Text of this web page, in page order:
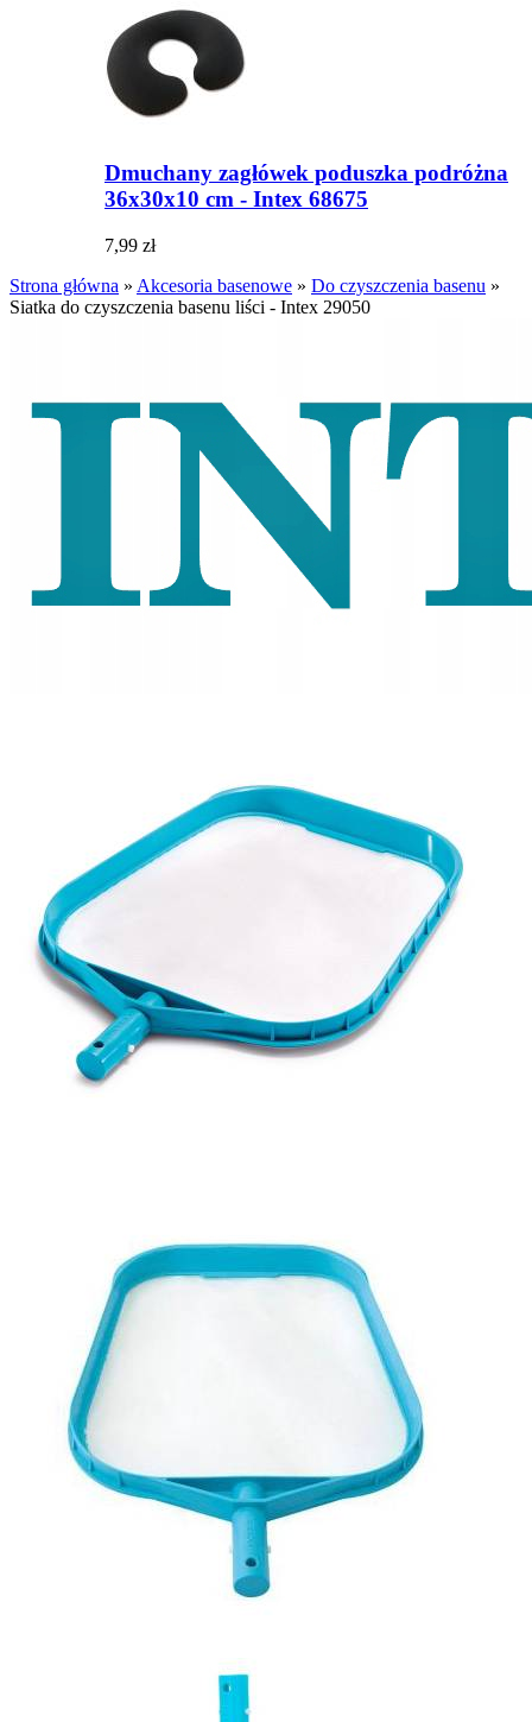
Dmuchany zagłówek poduszka podróżna
36x30x10 cm - Intex 68675
7,99 zł
Strona główna » Akcesoria basenowe » Do czyszczenia basenu »
Siatka do czyszczenia basenu liści - Intex 29050